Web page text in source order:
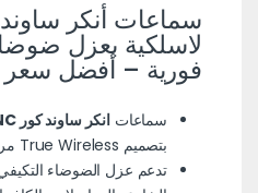
فورية – أفضل
سماعاتانكر ساوند كور R60i NC
بتصميم True Wireless مريح للاستخدام اليومي.
تدعم عزل الضوضاء